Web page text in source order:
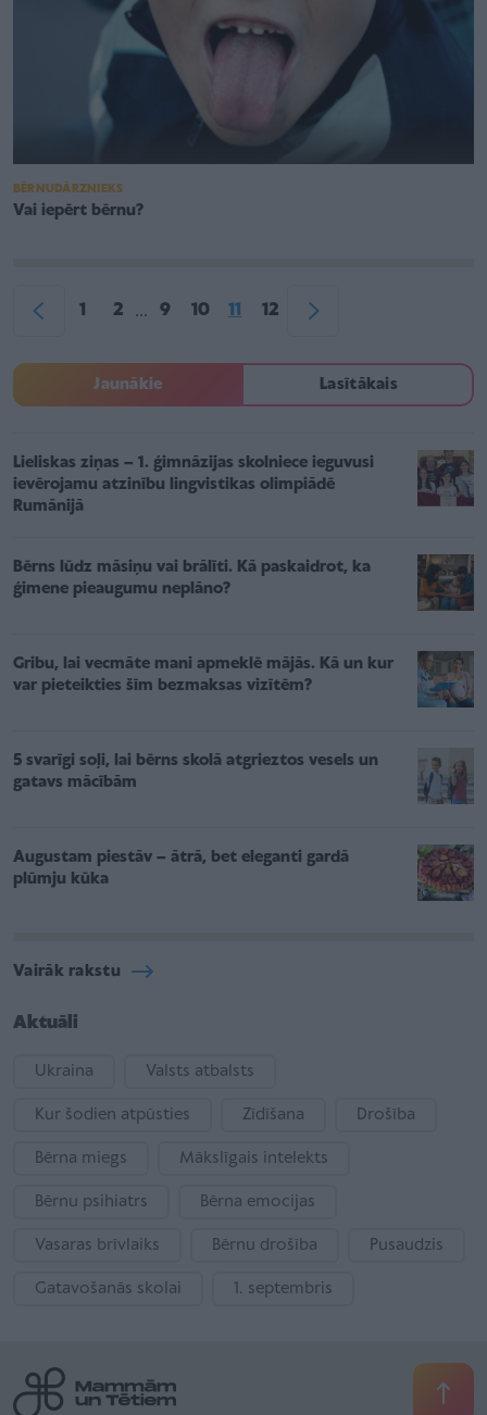
BĒRNUDĀRZNIEKS
Vai iepērt bērnu?
1 2 ... 9 10 11 12
Jaunākie Lasītākais
Lieliskas ziņas – 1. ģimnāzijas skolniece ieguvusi
ievērojamu atzinību lingvistikas olimpiādē
Rumānijā
Bērns lūdz māsiņu vai brālīti. Kā paskaidrot, ka
ģimene pieaugumu neplāno?
Gribu, lai vecmāte mani apmeklē mājās. Kā un kur
var pieteikties šīm bezmaksas vizītēm?
5 svarīgi soļi, lai bērns skolā atgrieztos vesels un
gatavs mācībām
Augustam piestāv – ātrā, bet eleganti gardā
plūmju kūka
Vairāk rakstu
Aktuāli
Ukraina Valsts atbalsts
Kur šodien atpūsties Zīdīšana Drošība
Bērna miegs Mākslīgais intelekts
Bērnu psihiatrs Bērna emocijas
Vasaras brīvlaiks Bērnu drošība Pusaudzis
Gatavošanās skolai 1. septembris